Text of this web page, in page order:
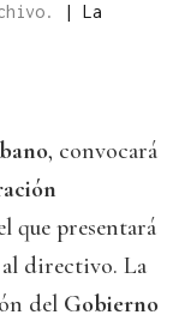
| La
, convocará
que presentará
al directivo. La
del Gobierno